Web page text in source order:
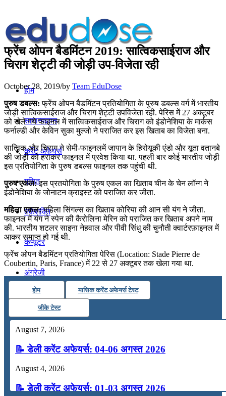
होम
सामान्यज्ञान
करेंट अफेयर्स
गणित
तर्कशक्ति
कंप्यूटर
अंग्रेजी
मॉक टेस्ट
टुडेज जीके
फ्रेंच ओपन बैडमिंटन 2019: सात्विकसाईराज और
चिराग शेट्टी की जोड़ी उप-विजेता रही
October 28, 2019/by Team EduDose
पुरुष डबल्‍स: फ्रेंच ओपन बैडमिंटन प्रतियोगिता के पुरुष डबल्‍स वर्ग में भारतीय
जोड़ी सात्विकसाईराज और चिराग शेट्टी उपविजेता रही. पेरिस में 27 अक्टूबर
को खेले गये फाइनल में सात्विकसाईराज और चिराग को इंडोनेशिया के मार्कस
फर्नाल्‍डी और केविन सुका मुल्‍जो ने पराजित कर इस खिताब का विजेता बना.
सात्विक और चिराग ने सेमी-फाइनलमें जापान के हिरोयूकी एंडो और यूता वतानबे
की जोड़ी को हराकर फाइनल में प्रवेश किया था. पहली बार कोई भारतीय जोड़ी
इस प्रतियोगिता के पुरुष डबल्‍स फाइनल तक पहुंची थी.
पुरुष एकल:इस प्रतयोगिता के पुरुष एकल का खिताब चीन के चेन लॉन्ग ने
इंडोनेशिया के जोनाटन क्राइस्ट को पराजित कर जीता.
महिला एकल:महिला सिंगल्स का खिताब कोरिया की आन सी यंग ने जीता.
फाइनल में यंग ने स्पेन की कैरोलिना मेरिन को पराजित कर खिताब अपने नाम
की. भारतीय शटलर साइना नेहवाल और पीवी सिंधु की चुनौती क्वार्टरफ़ाइनल में
आकर समाप्त हो गई थी.
फ्रेंच ओपन बैडमिंटन प्रतियोगिता पेरिस (Location: Stade Pierre de
Coubertin, Paris, France) में 22 से 27 अक्टूबर तक खेला गया था.
होम मासिक करेंट अफेयर्स टेस्ट
जीके टेस्ट
August 7, 2026
📝 डेली करेंट अफेयर्स: 04-06 अगस्त 2026
August 4, 2026
📝 डेली करेंट अफेयर्स: 01-03 अगस्त 2026